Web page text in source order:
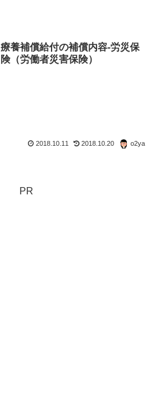
療養補償給付の補償内容-労災保
険（労働者災害保険）
2018.10.11 2018.10.20 o2ya
PR